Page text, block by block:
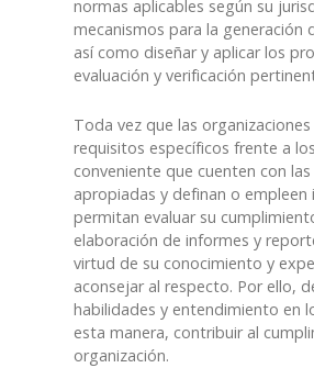
normas aplicables según su
mecanismos para la generación
así como diseñar y aplicar los
evaluación y verificación
Toda vez que las
requisitos específicos frente a
conveniente que cuenten con
apropiadas y definan o empleen
permitan evaluar su
elaboración de informes y
virtud de su conocimiento y
aconsejar al respecto. Por ello,
habilidades y entendimiento en
esta manera, contribuir al
organización.